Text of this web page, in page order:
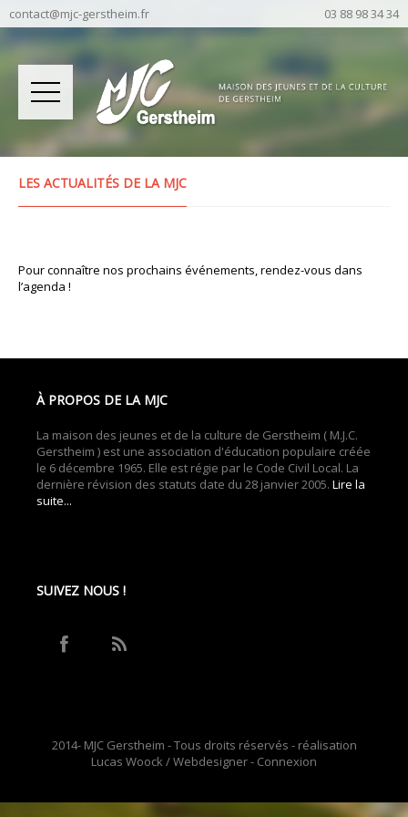
contact@mjc-gerstheim.fr 03 88 98 34 34
LES ACTUALITÉS DE LA MJC
Pour connaître nos prochains événements, rendez-vous dans
l’agenda !
À PROPOS DE LA MJC
La maison des jeunes et de la culture de Gerstheim ( M.J.C.
Gerstheim ) est une association d'éducation populaire créée
le 6 décembre 1965. Elle est régie par le Code Civil Local. La
dernière révision des statuts date du 28 janvier 2005. Lire la
suite...
SUIVEZ NOUS !
2014- MJC Gerstheim - Tous droits réservés - réalisation
Lucas Woock / Webdesigner - Connexion